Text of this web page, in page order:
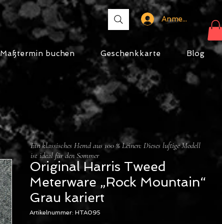
Anmelden
Maßtermin buchen Geschenkkarte Blog
Original Harris Tweed
Meterware „Rock Mountain“
Grau kariert
Artikelnummer: HTA095
Ein klassisches Hemd aus 100 % Leinen: Dieses luftige Modell
ist ideal für den Sommer